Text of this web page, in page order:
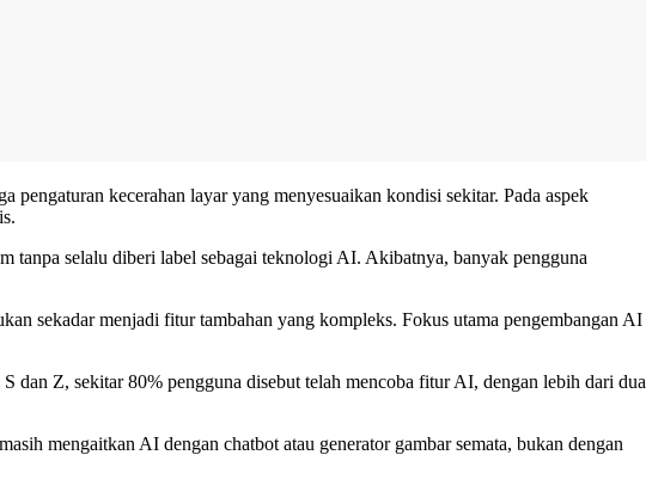
pengaturan kecerahan layar yang menyesuaikan kondisi sekitar. Pada aspek
tanpa selalu diberi label sebagai teknologi AI. Akibatnya, banyak pengguna
sekadar menjadi fitur tambahan yang kompleks. Fokus utama pengembangan AI
Z, sekitar 80% pengguna disebut telah mencoba fitur AI, dengan lebih dari dua
mengaitkan AI dengan chatbot atau generator gambar semata, bukan dengan